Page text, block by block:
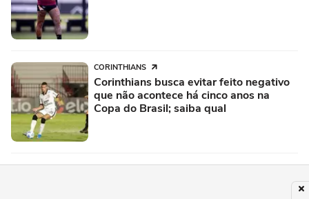
CORINTHIANS
Corinthians busca evitar feito negativo
que não acontece há cinco anos na
Copa do Brasil; saiba qual